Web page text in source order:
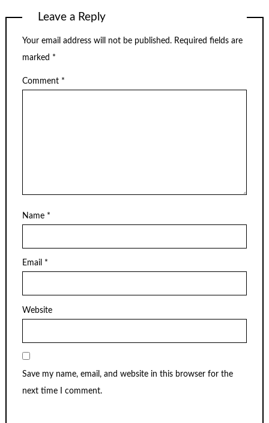
Leave a Reply
Your email address will not be published. Required fields are
marked *
Comment *
Name *
Email *
Website
Save my name, email, and website in this browser for the
next time I comment.